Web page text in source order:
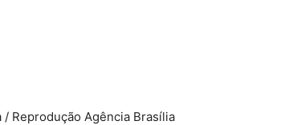
Reprodução Agência Brasília